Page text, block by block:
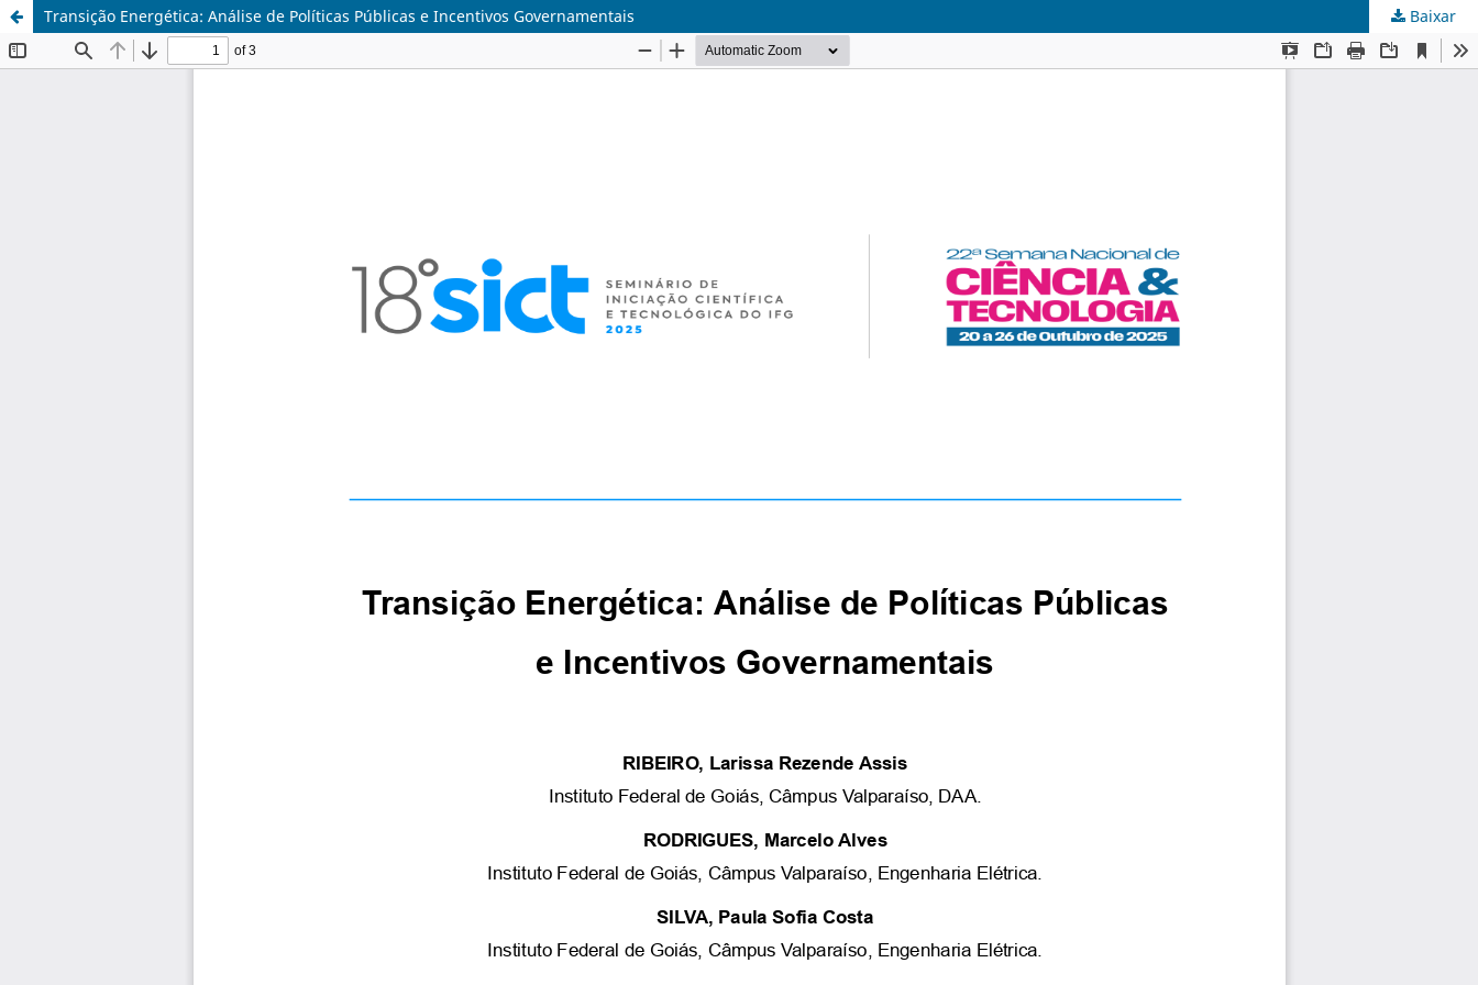
Transição Energética: Análise de Políticas Públicas e Incentivos Governamentais Baixar